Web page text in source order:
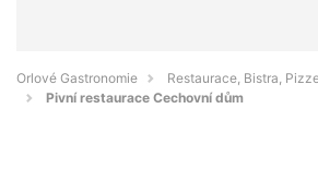
Orlové Gastronomie
Restaurace, Bistra,
Pivní restaurace Cechovní dům